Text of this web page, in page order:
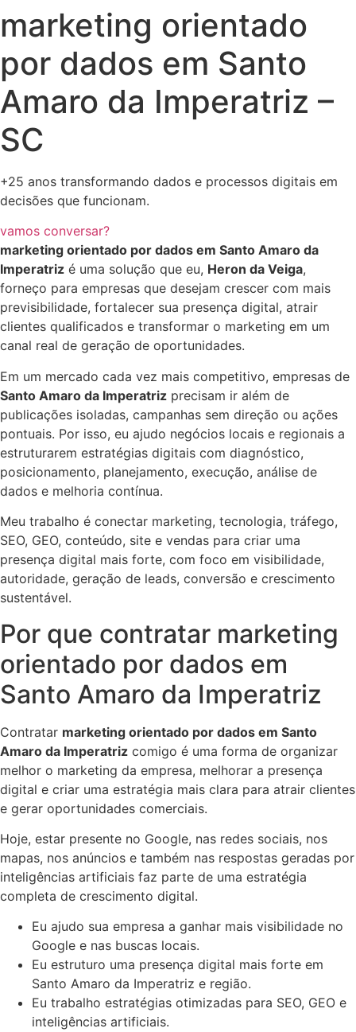
marketing orientado
por dados em Santo
Amaro da Imperatriz –
SC
+25 anos transformando dados e processos digitais em
decisões que funcionam.
vamos conversar?
marketing orientado por dados em Santo Amaro da
Imperatriz é uma solução que eu, Heron da Veiga,
forneço para empresas que desejam crescer com mais
previsibilidade, fortalecer sua presença digital, atrair
clientes qualificados e transformar o marketing em um
canal real de geração de oportunidades.
Em um mercado cada vez mais competitivo, empresas de
Santo Amaro da Imperatriz precisam ir além de
publicações isoladas, campanhas sem direção ou ações
pontuais. Por isso, eu ajudo negócios locais e regionais a
estruturarem estratégias digitais com diagnóstico,
posicionamento, planejamento, execução, análise de
dados e melhoria contínua.
Meu trabalho é conectar marketing, tecnologia, tráfego,
SEO, GEO, conteúdo, site e vendas para criar uma
presença digital mais forte, com foco em visibilidade,
autoridade, geração de leads, conversão e crescimento
sustentável.
Por que contratar marketing
orientado por dados em
Santo Amaro da Imperatriz
Contratar marketing orientado por dados em Santo
Amaro da Imperatriz comigo é uma forma de organizar
melhor o marketing da empresa, melhorar a presença
digital e criar uma estratégia mais clara para atrair clientes
e gerar oportunidades comerciais.
Hoje, estar presente no Google, nas redes sociais, nos
mapas, nos anúncios e também nas respostas geradas por
inteligências artificiais faz parte de uma estratégia
completa de crescimento digital.
Eu ajudo sua empresa a ganhar mais visibilidade no
Google e nas buscas locais.
Eu estruturo uma presença digital mais forte em
Santo Amaro da Imperatriz e região.
Eu trabalho estratégias otimizadas para SEO, GEO e
inteligências artificiais.